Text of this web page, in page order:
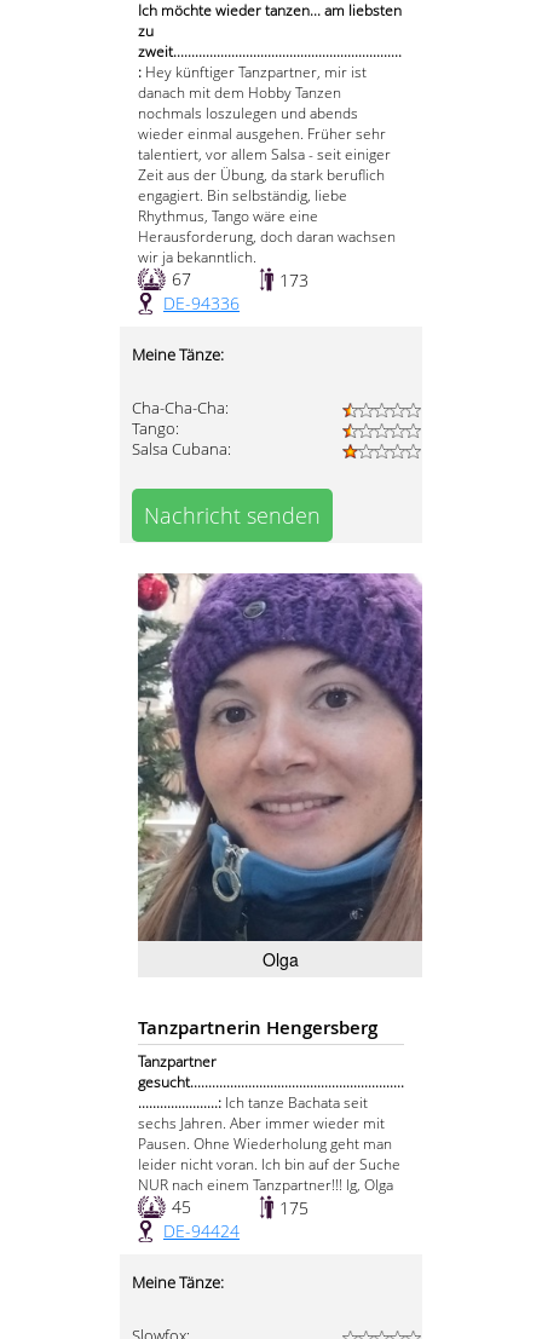
Ich möchte wieder tanzen... am liebsten
zu
zweit...............................................................
: Hey künftiger Tanzpartner, mir ist
danach mit dem Hobby Tanzen
nochmals loszulegen und abends
wieder einmal ausgehen. Früher sehr
talentiert, vor allem Salsa - seit einiger
Zeit aus der Übung, da stark beruflich
engagiert. Bin selbständig, liebe
Rhythmus, Tango wäre eine
Herausforderung, doch daran wachsen
wir ja bekanntlich.
67
173
DE-94336
Meine Tänze:
Cha-Cha-Cha:
Tango:
Salsa Cubana:
Nachricht senden
Olga
Tanzpartnerin Hengersberg
Tanzpartner
gesucht...........................................................
......................: Ich tanze Bachata seit
sechs Jahren. Aber immer wieder mit
Pausen. Ohne Wiederholung geht man
leider nicht voran. Ich bin auf der Suche
NUR nach einem Tanzpartner!!! lg, Olga
45
175
DE-94424
Meine Tänze: